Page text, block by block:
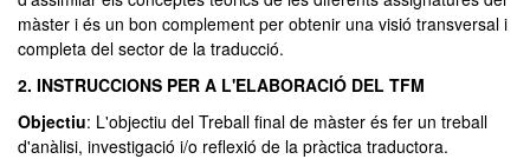
màster i és un bon complement per obtenir una visió transversal i
completa del sector de la traducció.
2. INSTRUCCIONS PER A L'ELABORACIÓ DEL TFM
Objectiu: L'objectiu del Treball final de màster és fer un treball
d'anàlisi, investigació i/o reflexió de la pràctica traductora.